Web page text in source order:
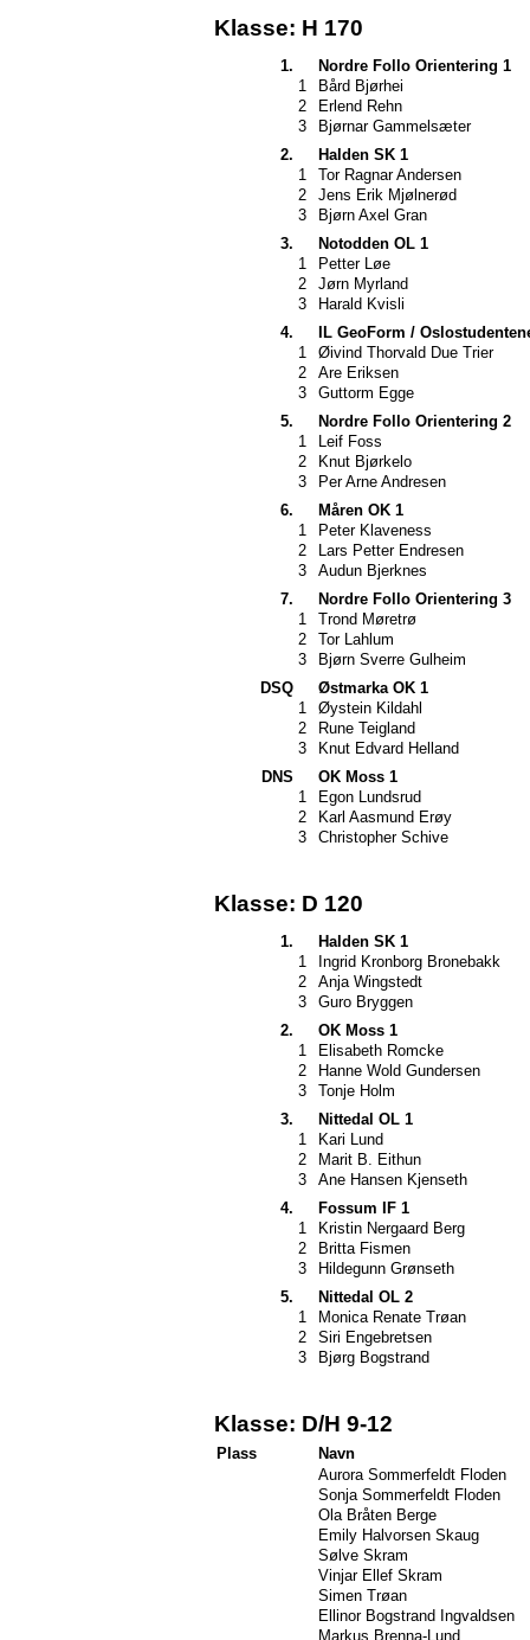
Klasse: H 170
1.
Nordre Follo Orientering 1
1
Bård Bjørhei
2
Erlend Rehn
3
Bjørnar Gammelsæter
2.
Halden SK 1
1
Tor Ragnar Andersen
2
Jens Erik Mjølnerød
3
Bjørn Axel Gran
3.
Notodden OL 1
1
Petter Løe
2
Jørn Myrland
3
Harald Kvisli
4.
IL GeoForm /
1
Øivind Thorvald Due Trier
2
Are Eriksen
3
Guttorm Egge
5.
Nordre Follo Orientering 2
1
Leif Foss
2
Knut Bjørkelo
3
Per Arne Andresen
6.
Måren OK 1
1
Peter Klaveness
2
Lars Petter Endresen
3
Audun Bjerknes
7.
Nordre Follo Orientering 3
1
Trond Møretrø
2
Tor Lahlum
3
Bjørn Sverre Gulheim
DSQ
Østmarka OK 1
1
Øystein Kildahl
2
Rune Teigland
3
Knut Edvard Helland
DNS
OK Moss 1
1
Egon Lundsrud
2
Karl Aasmund Erøy
3
Christopher Schive
Klasse: D 120
1.
Halden SK 1
1
Ingrid Kronborg Bronebakk
2
Anja Wingstedt
3
Guro Bryggen
2.
OK Moss 1
1
Elisabeth Romcke
2
Hanne Wold Gundersen
3
Tonje Holm
3.
Nittedal OL 1
1
Kari Lund
2
Marit B. Eithun
3
Ane Hansen Kjenseth
4.
Fossum IF 1
1
Kristin Nergaard Berg
2
Britta Fismen
3
Hildegunn Grønseth
5.
Nittedal OL 2
1
Monica Renate Trøan
2
Siri Engebretsen
3
Bjørg Bogstrand
Klasse: D/H 9-12
Plass
Navn
Aurora Sommerfeldt Floden
Sonja Sommerfeldt Floden
Ola Bråten Berge
Emily Halvorsen Skaug
Sølve Skram
Vinjar Ellef Skram
Simen Trøan
Ellinor Bogstrand Ingvaldsen
Markus Brenna-Lund